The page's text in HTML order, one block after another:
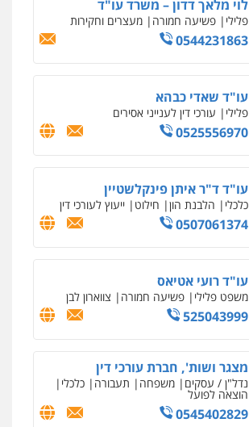
לוי מלאך דדון – משרד עו"ד
פלילי פשיעה חמורה מעצרים וחקירות
0544231863
עו"ד שאדי כבהא
פלילי עורכי דין לענייני אסירים
0525556970
עו"ד ד"ר איתן פינקלשטיין
כלכלי הלבנת הון חילוט ייעוץ לעורכי דין
0507061374
עו"ד רועי אטיאס
משפט פלילי פשיעה חמורה צווארון לבן
525043999
מצגר ושות', חברת עורכי דין
נדל"ן / עסקים משפחה תעבורה כלכלי
הוצאה לפועל
0545402829